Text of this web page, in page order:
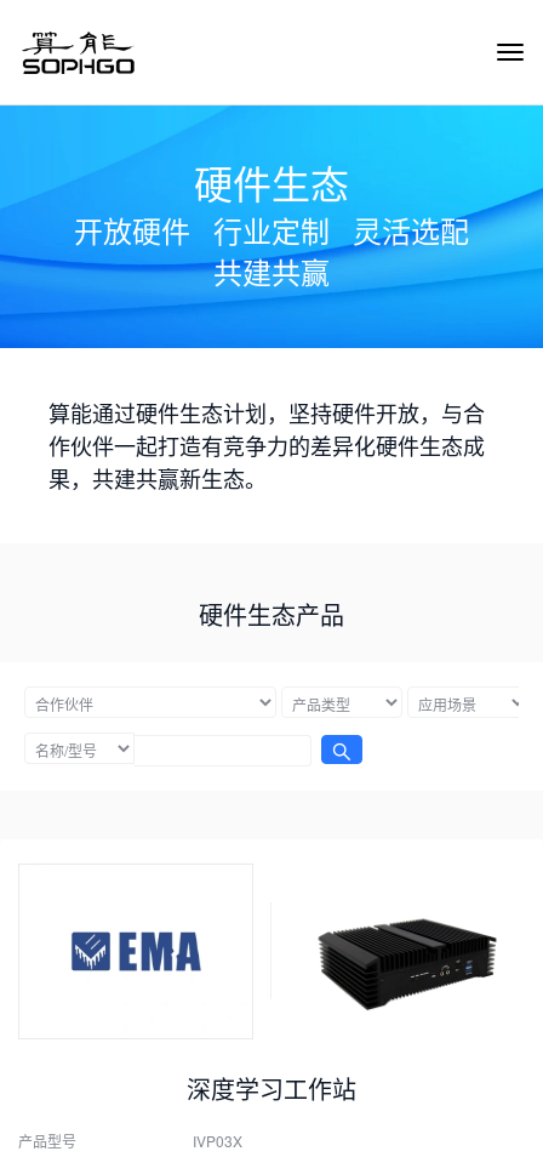
硬件生态
开放硬件 行业定制
灵活选配
共建共赢
算能通过硬件生态计划，坚持硬件开放，与合
作伙伴一起打造有竞争力的差异化硬件生态成
果，共建共赢新生态。
硬件生态产品
深度学习工作站
产品型号
IVP03X